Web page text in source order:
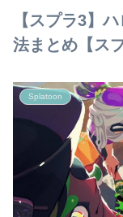
【スプラ3】
法まとめ【ス
Splatoon